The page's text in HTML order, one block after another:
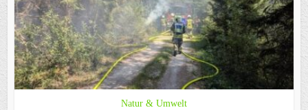
Natur & Umwelt